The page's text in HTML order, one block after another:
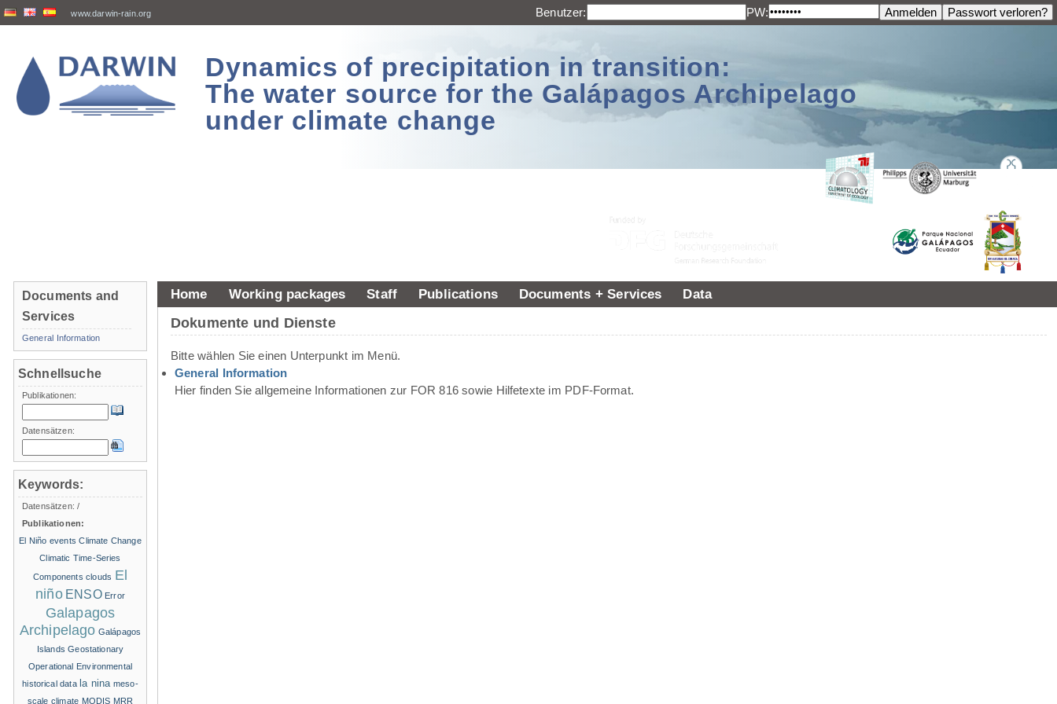
www.darwin-rain.org Benutzer: PW:
Dynamics of precipitation in transition:
The water source for the Galápagos Archipelago
under climate change
Home Working packages Staff Publications Documents + Services Data
Dokumente und Dienste
Bitte wählen Sie einen Unterpunkt im Menü.
General Information
Hier finden Sie allgemeine Informationen zur FOR 816 sowie Hilfetexte im PDF-Format.
Documents and
Services
General Information
Schnellsuche
Publikationen:
Datensätzen:
Keywords:
Datensätzen:/
Publikationen:
El Niño events Climate Change
Climatic Time-Series
Components clouds El
niño ENSO Error
Galapagos
Archipelago Galápagos
Islands Geostationary
Operational Environmental
historical data la nina meso-
scale climate MODIS MRR